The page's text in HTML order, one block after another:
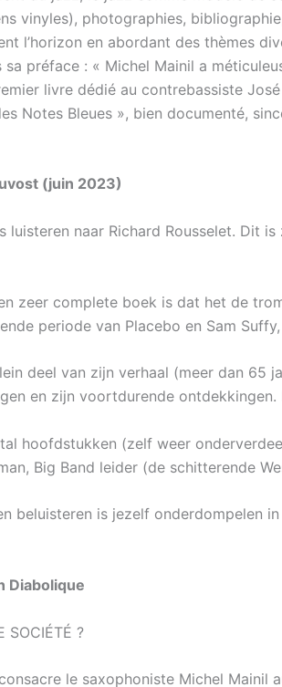
vinyles), photographies,
l’horizon en abordant des thèmes
préface : « Michel Mainil a
livre dédié au contrebassiste
Notes Bleues », bien documenté,
(juin 2023)
luisteren naar Richard Rousselet. Dit
zeer complete boek is dat het de
periode van Placebo en Sam
deel van zijn verhaal (meer dan 65
en zijn voortdurende
hoofdstukken (zelf weer
Big Band leider (de schitterende
beluisteren is jezelf onderdompelen
Diabolique
SOCIÉTÉ ?
consacre le saxophoniste Michel